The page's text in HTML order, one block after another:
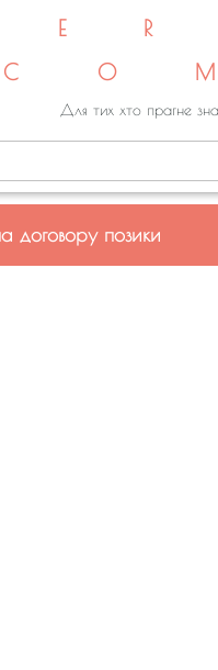
Для тих хто прагне
договору позики